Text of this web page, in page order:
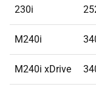
230i
M240i
M240i xDrive